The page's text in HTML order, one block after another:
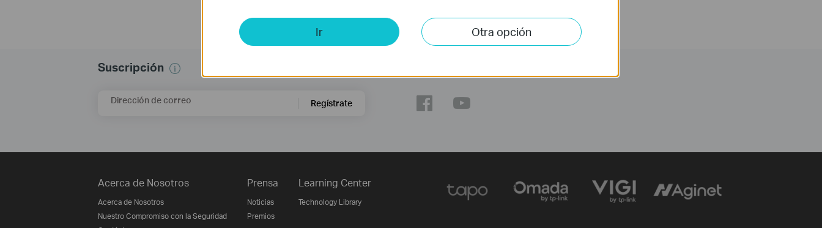
Suscripción
Dirección de correo Regístrate
Acerca de Nosotros
Acerca de Nosotros
Nuestro Compromiso con la Seguridad
Prensa
Noticias
Premios
Learning Center
Technology Library
Ir Otra opción